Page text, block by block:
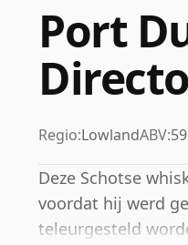
Port
Regio:LowlandABV:
Deze Schotse
voordat hij werd
teleurgesteld